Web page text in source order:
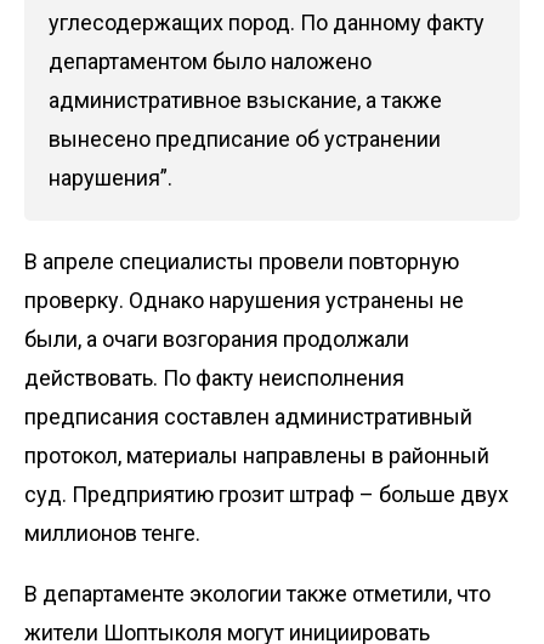
углесодержащих пород. По данному факту
департаментом было наложено
административное взыскание, а также
вынесено предписание об устранении
нарушения”.
В апреле специалисты провели повторную
проверку. Однако нарушения устранены не
были, а очаги возгорания продолжали
действовать. По факту неисполнения
предписания составлен административный
протокол, материалы направлены в районный
суд. Предприятию грозит штраф – больше двух
миллионов тенге.
В департаменте экологии также отметили, что
жители Шоптыколя могут инициировать